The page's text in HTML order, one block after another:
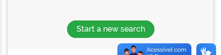
Start a new search